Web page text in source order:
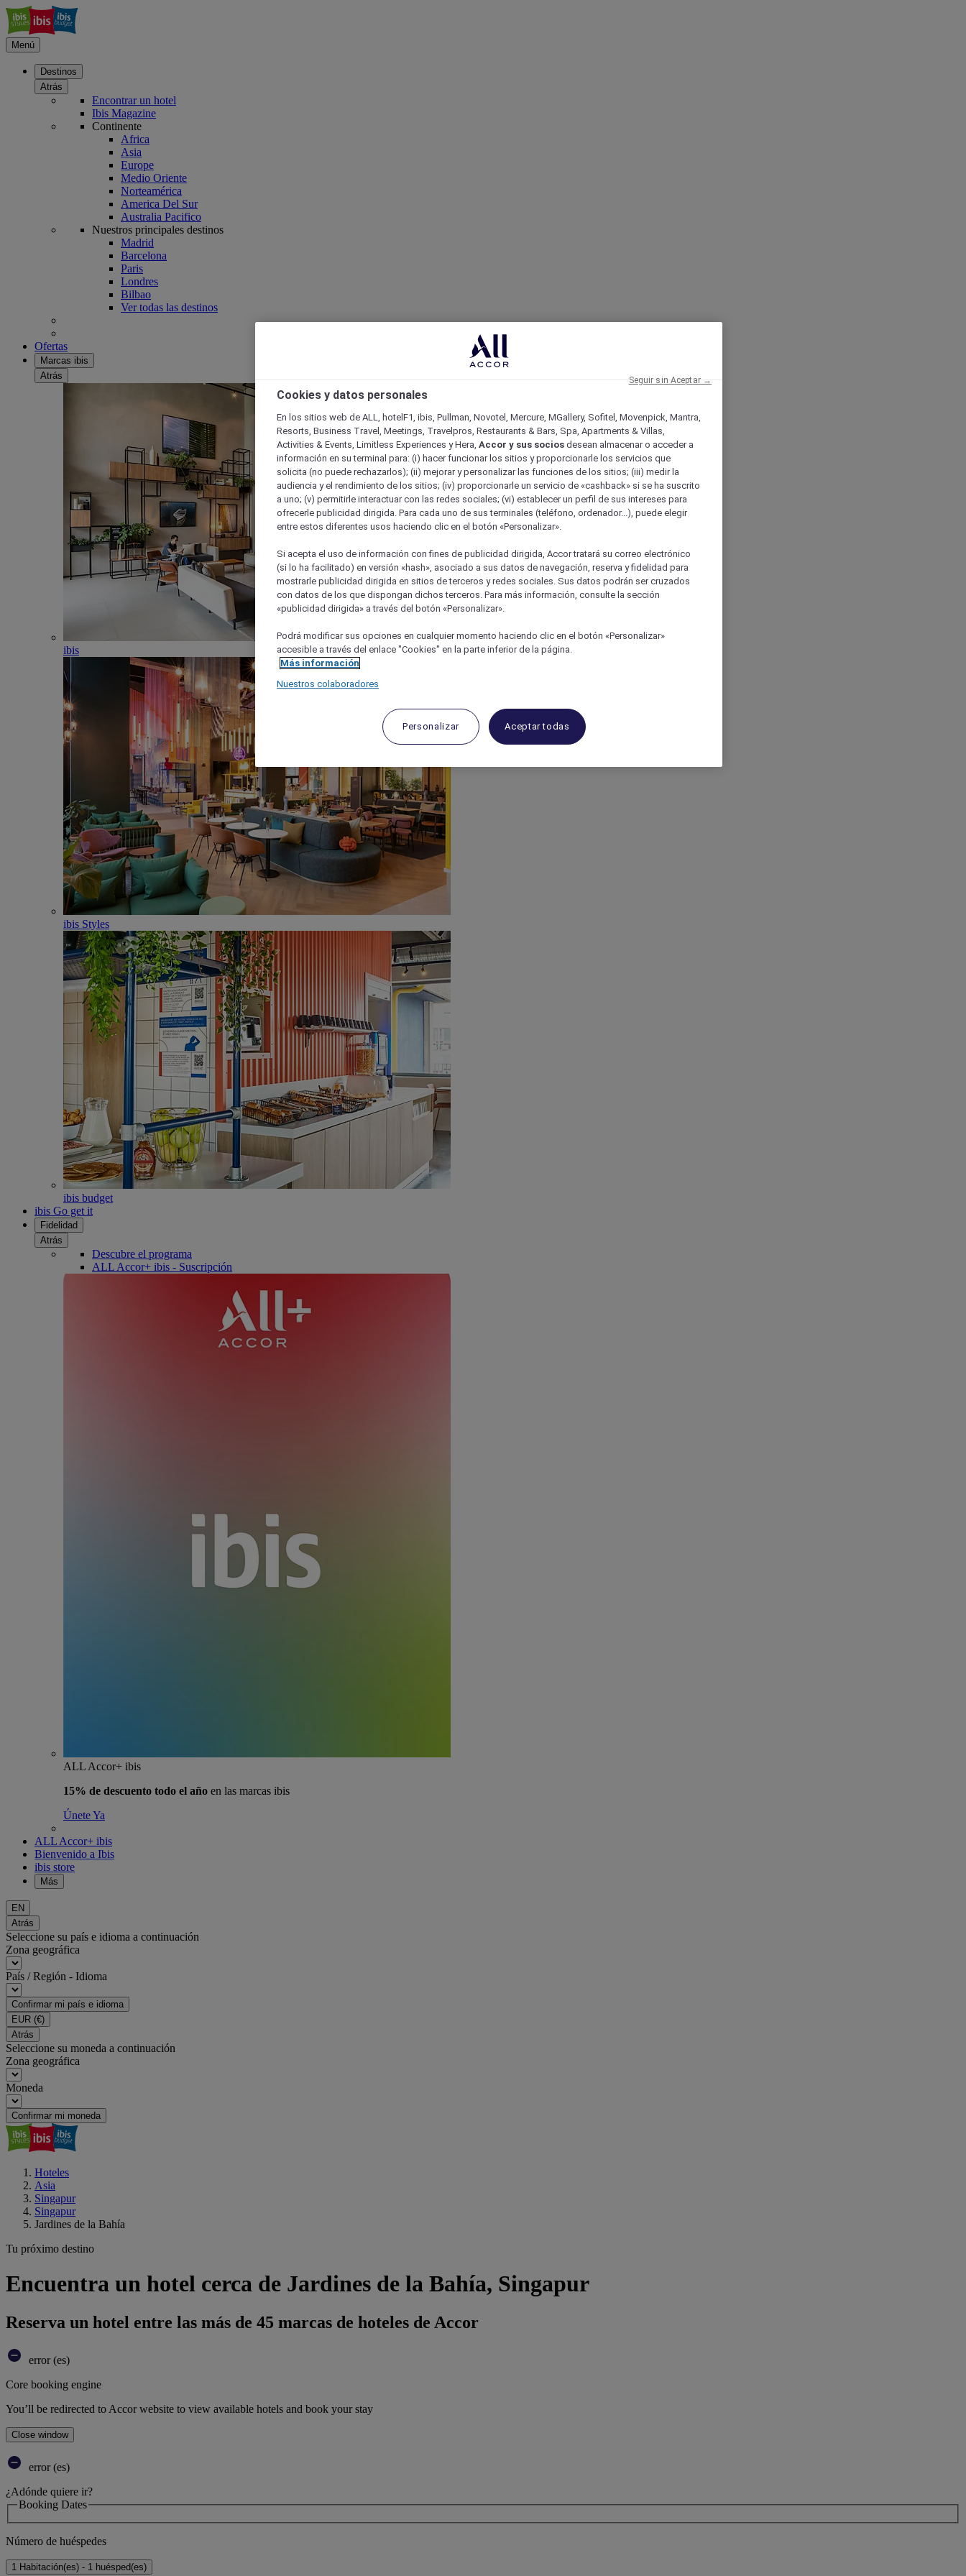
Menú
Destinos
Atrás
Encontrar un hotel
Ibis Magazine
Continente
Africa
Asia
Europe
Medio Oriente
Norteamérica
America Del Sur
Australia Pacifico
Nuestros principales destinos
Madrid
Barcelona
Paris
Londres
Bilbao
Ver todas las destinos
Ofertas
Marcas ibis
Atrás
ibis
ibis Styles
ibis budget
ibis Go get it
Fidelidad
Atrás
Descubre el programa
ALL Accor+ ibis - Suscripción
ALL Accor+ ibis
15% de descuento todo el año en las marcas ibis
Únete Ya
ALL Accor+ ibis
Bienvenido a Ibis
ibis store
Más
EN
Atrás
Seleccione su país e idioma a continuación
Zona geográfica
País / Región - Idioma
Confirmar mi país e idioma
EUR (€)
Atrás
Seleccione su moneda a continuación
Zona geográfica
Moneda
Confirmar mi moneda
Hoteles
Asia
Singapur
Singapur
Jardines de la Bahía
Tu próximo destino
Encuentra un hotel cerca de Jardines de la Bahía, Singapur
Reserva un hotel entre las más de 45 marcas de hoteles de Accor
error (es)
Core booking engine
You’ll be redirected to Accor website to view available hotels and book your stay
Close window
error (es)
¿Adónde quiere ir?
Booking Dates
Número de huéspedes
1 Habitación(es) - 1 huésped(es)
Cookies y datos personales
En los sitios web de ALL, hotelF1, ibis, Pullman, Novotel, Mercure, MGallery, Sofitel, Movenpick, Mantra,
Resorts, Business Travel, Meetings, Travelpros, Restaurants & Bars, Spa, Apartments & Villas,
Activities & Events, Limitless Experiences y Hera, Accor y sus socios desean almacenar o acceder a
información en su terminal para: (i) hacer funcionar los sitios y proporcionarle los servicios que
solicita (no puede rechazarlos); (ii) mejorar y personalizar las funciones de los sitios; (iii) medir la
audiencia y el rendimiento de los sitios; (iv) proporcionarle un servicio de «cashback» si se ha suscrito
a uno; (v) permitirle interactuar con las redes sociales; (vi) establecer un perfil de sus intereses para
ofrecerle publicidad dirigida. Para cada uno de sus terminales (teléfono, ordenador...), puede elegir
entre estos diferentes usos haciendo clic en el botón «Personalizar».
Si acepta el uso de información con fines de publicidad dirigida, Accor tratará su correo electrónico
(si lo ha facilitado) en versión «hash», asociado a sus datos de navegación, reserva y fidelidad para
mostrarle publicidad dirigida en sitios de terceros y redes sociales. Sus datos podrán ser cruzados
con datos de los que dispongan dichos terceros. Para más información, consulte la sección
«publicidad dirigida» a través del botón «Personalizar».
Podrá modificar sus opciones en cualquier momento haciendo clic en el botón «Personalizar»
accesible a través del enlace "Cookies" en la parte inferior de la página.
Más información
Nuestros colaboradores
Personalizar Aceptar todas
Seguir sin Aceptar →